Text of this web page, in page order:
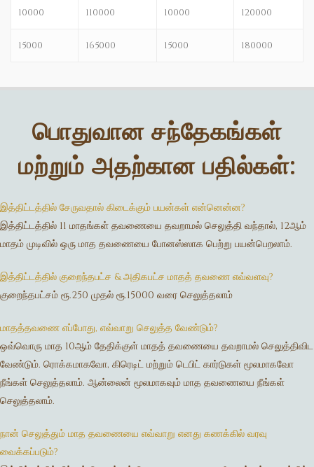
10000 110000 10000 120000
15000 165000 15000 180000
பொதுவான சந்தேகங்கள்
மற்றும் அதற்கான பதில்கள்:
இத்திட்டத்தில் சேருவதால் கிடைக்கும் பயன்கள் என்னென்ன?
இத்திட்டத்தில் 11 மாதங்கள் தவணையை தவறாமல் செலுத்தி வந்தால், 12ஆம்
மாதம் முடிவில் ஒரு மாத தவணையை போனஸ்ஸாக பெற்று பயன்பெறலாம்.
இத்திட்டத்தில் குறைந்தபட்ச & அதிகபட்ச மாதத் தவணை எவ்வளவு?
குறைந்தபட்சம் ரூ.250 முதல் ரூ.15000 வரை செலுத்தலாம்
மாதத்தவணை எப்போது, எவ்வாறு செலுத்த வேண்டும்?
ஒவ்வொரு மாத 10ஆம் தேதிக்குள் மாதத் தவணையை தவறாமல் செலுத்திவிட
வேண்டும். ரொக்கமாகவோ, கிரெடிட் மற்றும் டெபிட் கார்டுகள் மூலமாகவோ
நீங்கள் செலுத்தலாம். ஆன்லைன் மூலமாகவும் மாத தவணையை நீங்கள்
செலுத்தலாம்.
நான் செலுத்தும் மாத தவணையை எவ்வாறு எனது கணக்கில் வரவு
வைக்கப்படும்?